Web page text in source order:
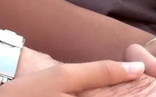
La esperanza de vida ha aumentado
sociedad que nos cuida ha sido un
Jubilados con ganas de aprender
les permite cursar carreras sin